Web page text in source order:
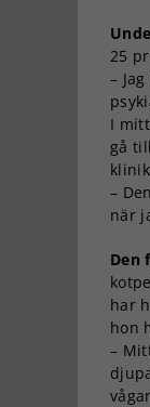
25
–
I
gå
–
när
Den
har
hon
–